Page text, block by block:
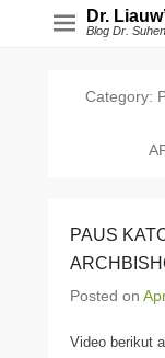
Dr.
Blog Dr.
Category:
PAUS
Posted on
Video berikut